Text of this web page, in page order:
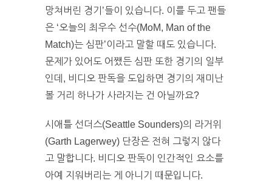
망쳐버린 경기’들이 있습니다. 이를 두고 팬들
은 ‘오늘의 최우수 선수(MoM, Man of the
Match)는 심판’이라고 말할 때도 있습니다.
문제가 있어도 어쨌든 심판 또한 경기의 일부
인데, 비디오 판독을 도입하면 경기의 재미난
볼 거리 하나가 사라지는 건 아닐까요?
시애틀 선더스(Seattle Sounders)의 라거위
(Garth Lagerwey) 단장은 전혀 그렇지 않다
고 말합니다. 비디오 판독이 인간적인 요소를
아예 지워버리는 게 아니기 때문입니다.